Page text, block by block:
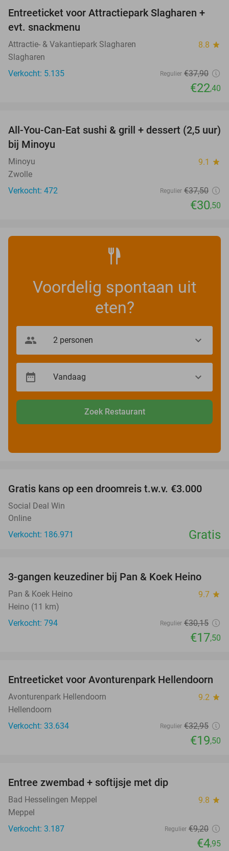
41%
Entreeticket voor Attractiepark Slagharen +
evt. snackmenu
Attractie- & Vakantiepark Slagharen 8.8 star
Slagharen
Verkocht: 5.135
Regulier €37,90
€22,40
19%
All-You-Can-Eat sushi & grill + dessert (2,5 uur)
bij Minoyu
Minoyu 9.1 star
Zwolle
Verkocht: 472
Regulier €37,50
€30,50
Voordelig spontaan uit
eten?
Zoek Restaurant
Gratis kans op een droomreis t.w.v. €3.000
Social Deal Win
Online
Verkocht: 186.971
Gratis
42%
3-gangen keuzediner bij Pan & Koek Heino
Pan & Koek Heino 9.7 star
Heino (11 km)
Verkocht: 794
Regulier €30,15
€17,50
41%
Entreeticket voor Avonturenpark Hellendoorn
Avonturenpark Hellendoorn 9.2 star
Hellendoorn
Verkocht: 33.634
Regulier €32,95
€19,50
Entree zwembad + softijsje met dip
Bad Hesselingen Meppel 9.8 star
Meppel
Verkocht: 3.187
Regulier €9,20
€4,95